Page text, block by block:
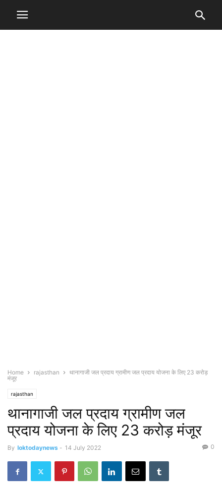
Home rajasthan
थानागाजी जल प्रदाय ग्रामीण जल प्रदाय योजना के लिए 23 करोड़
मंजूर
rajasthan
थानागाजी जल प्रदाय ग्रामीण जल
प्रदाय योजना के लिए 23 करोड़ मंजूर
By loktodaynews - 14 July 2022 0